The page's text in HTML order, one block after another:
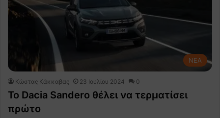
NEA
Κώστας Κάκκαβας 23 Ιουλίου 2024 0
Το Dacia Sandero θέλει να τερματίσει
πρώτο